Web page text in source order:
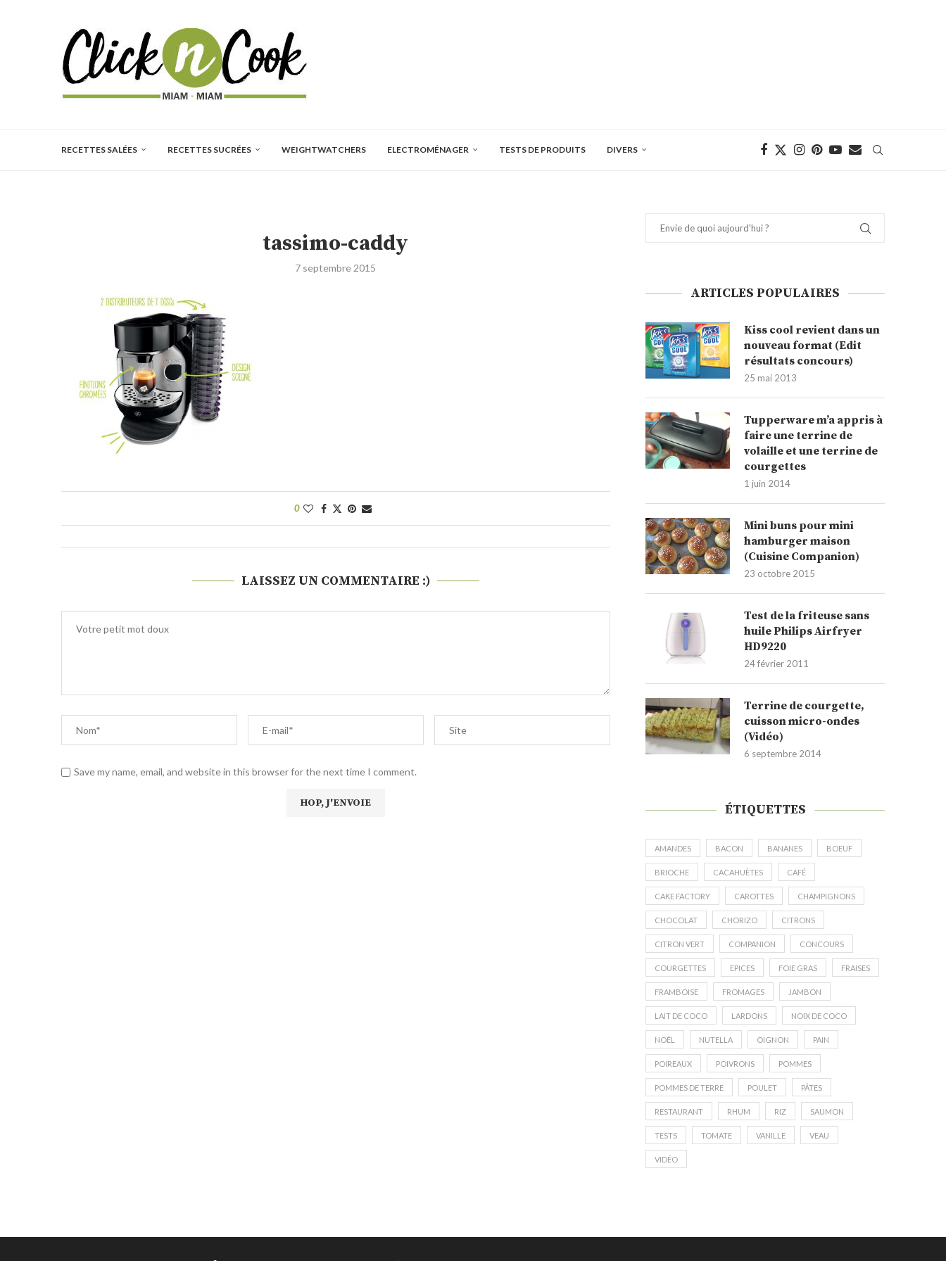
RECETTES SALÉES RECETTES SUCRÉES WEIGHTWATCHERS ELECTROMÉNAGER TESTS DE PRODUITS DIVERS
tassimo-caddy
7 septembre 2015
0
LAISSEZ UN COMMENTAIRE :)
Save my name, email, and website in this browser for the next time I comment.
ARTICLES POPULAIRES
Kiss cool revient dans un
nouveau format (Edit
résultats concours)
25 mai 2013
Tupperware m’a appris à
faire une terrine de
volaille et une terrine de
courgettes
1 juin 2014
Mini buns pour mini
hamburger maison
(Cuisine Companion)
23 octobre 2015
Test de la friteuse sans
huile Philips Airfryer
HD9220
24 février 2011
Terrine de courgette,
cuisson micro-ondes
(Vidéo)
6 septembre 2014
ÉTIQUETTES
AMANDES BACON BANANES BOEUF
BRIOCHE CACAHUÈTES CAFÉ
CAKE FACTORY CAROTTES CHAMPIGNONS
CHOCOLAT CHORIZO CITRONS
CITRON VERT COMPANION CONCOURS
COURGETTES EPICES FOIE GRAS FRAISES
FRAMBOISE FROMAGES JAMBON
LAIT DE COCO LARDONS NOIX DE COCO
NOËL NUTELLA OIGNON PAIN
POIREAUX POIVRONS POMMES
POMMES DE TERRE POULET PÂTES
RESTAURANT RHUM RIZ SAUMON
TESTS TOMATE VANILLE VEAU
VIDÉO